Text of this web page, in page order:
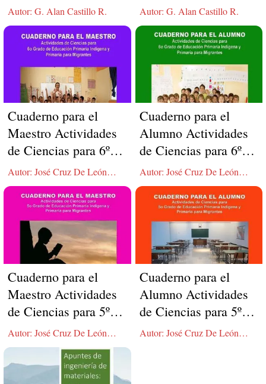
Autor: G. Alan Castillo R. Autor: G. Alan Castillo R.
Autor: José Cruz De León
González
Cuaderno para el
Maestro Actividades
de Ciencias para 6º
Grado de Educación
Primaria Indígena y
Primaria para
Migrantes
Autor: José Cruz De León
González
Cuaderno para el
Alumno Actividades
de Ciencias para 6º
Grado de Educación
Primaria Indígena y
Primaria para
Migrantes
Autor: José Cruz De León
González
Cuaderno para el
Maestro Actividades
de Ciencias para 5º
Grado de Educación
Primaria Indígena y
Primaria para
Autor: José Cruz De León
Cuaderno para el
Alumno Actividades
de Ciencias para 5º
Grado de Educación